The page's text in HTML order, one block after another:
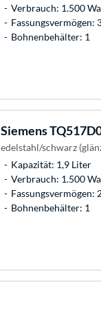
Verbrauch: 1.500
Fassungsvermögen:
Bohnenbehälter: 1
Siemens
edelstahl/schwarz
Kapazität: 1,9 Liter
Verbrauch: 1.500
Fassungsvermögen:
Bohnenbehälter: 1